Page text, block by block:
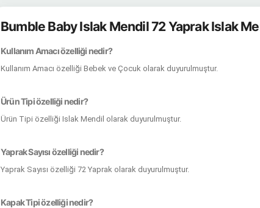
Bumble Baby Islak Mendil 72 Yaprak Islak
Kullanım Amacı özelliği nedir?
Kullanım Amacı özelliği Bebek ve Çocuk olarak duyurulmuştur.
Ürün Tipi özelliği nedir?
Ürün Tipi özelliği Islak Mendil olarak duyurulmuştur.
Yaprak Sayısı özelliği nedir?
Yaprak Sayısı özelliği 72 Yaprak olarak duyurulmuştur.
Kapak Tipi özelliği nedir?